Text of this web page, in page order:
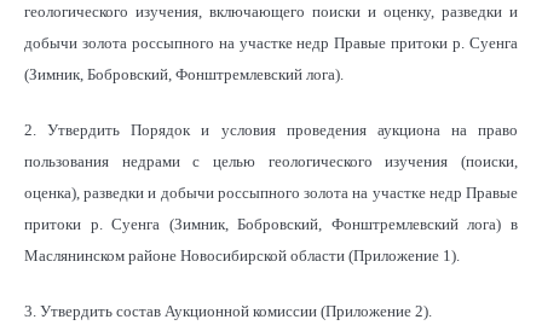
геологического изучения, включающего поиски и оценку, разведки и
добычи золота россыпного на участке недр Правые притоки р. Суенга
(Зимник, Бобровский, Фонштремлевский лога).
2. Утвердить Порядок и условия проведения аукциона на право
пользования недрами с целью геологического изучения (поиски,
оценка), разведки и добычи россыпного золота на участке недр Правые
притоки р. Суенга (Зимник, Бобровский, Фонштремлевский лога) в
Маслянинском районе Новосибирской области (Приложение 1).
3. Утвердить состав Аукционной комиссии (Приложение 2).